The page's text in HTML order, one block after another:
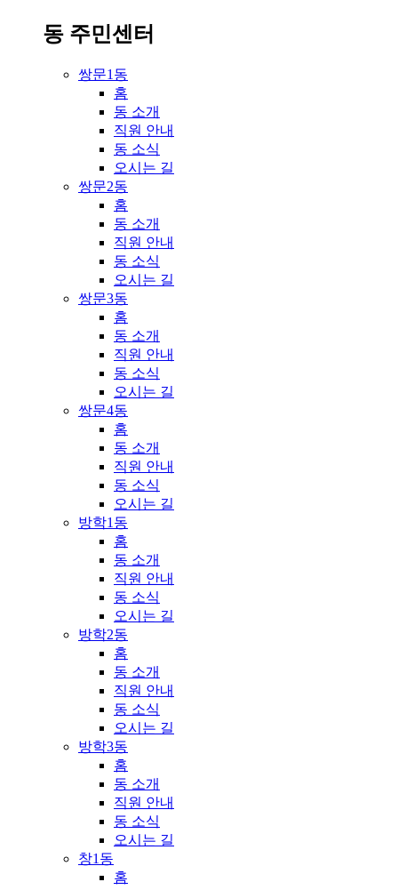
동 주민센터
쌍문1동
홈
동 소개
직원 안내
동 소식
오시는 길
쌍문2동
홈
동 소개
직원 안내
동 소식
오시는 길
쌍문3동
홈
동 소개
직원 안내
동 소식
오시는 길
쌍문4동
홈
동 소개
직원 안내
동 소식
오시는 길
방학1동
홈
동 소개
직원 안내
동 소식
오시는 길
방학2동
홈
동 소개
직원 안내
동 소식
오시는 길
방학3동
홈
동 소개
직원 안내
동 소식
오시는 길
창1동
홈